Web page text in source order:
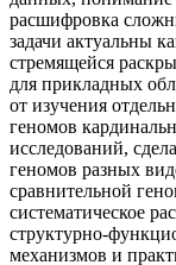
расшифровка
задачи актуальны
стремящейся
для прикладных
от изучения
геномов
исследований,
геномов разных
сравнительной
систематическое
структурно-
механизмов и